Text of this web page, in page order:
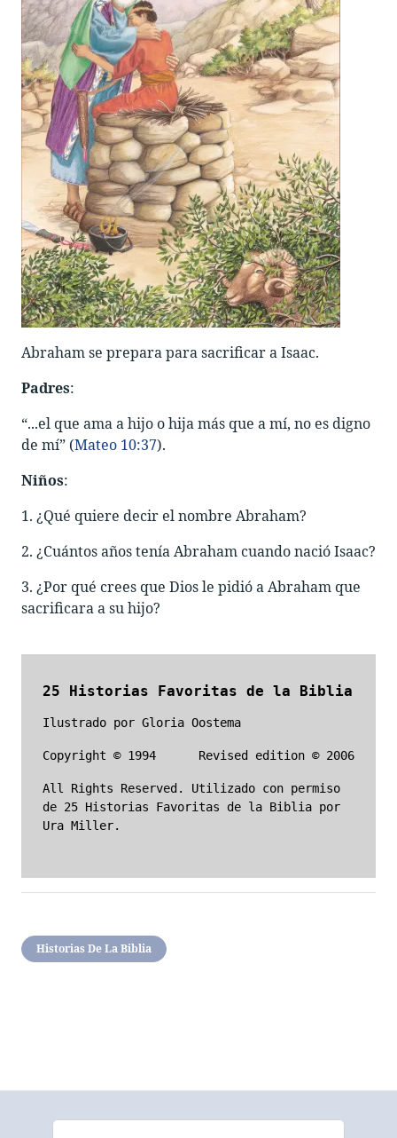
Abraham se prepara para sacrificar a Isaac.
Padres:
“...el que ama a hijo o hija más que a mí, no es digno
de mí” (Mateo 10:37).
Niños:
1. ¿Qué quiere decir el nombre Abraham?
2. ¿Cuántos años tenía Abraham cuando nació Isaac?
3. ¿Por qué crees que Dios le pidió a Abraham que
sacrificara a su hijo?
25 Historias Favoritas de la Biblia
Ilustrado por Gloria Oostema
Copyright © 1994 Revised edition © 2006
All Rights Reserved. Utilizado con permiso
de 25 Historias Favoritas de la Biblia por
Ura Miller.
Historias De La Biblia